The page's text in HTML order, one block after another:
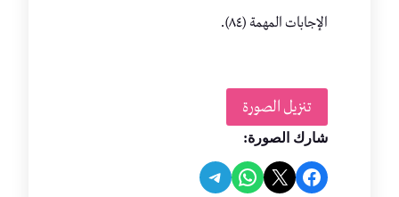
الإجابات المهمة (٨٤).
تنزيل الصورة
شارك الصورة:
Share on Facebook
Share on X
Share on WhatsApp
Share on Telegram